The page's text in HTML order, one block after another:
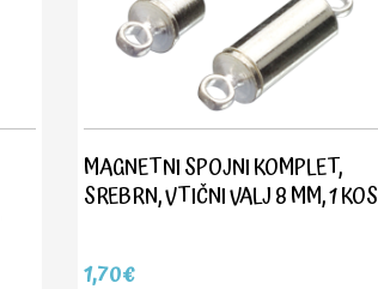
MAGNETNI SPOJNI KOMPLET,
SREBRN, VTIČNI VALJ 8 MM, 1 KOS
1,70€